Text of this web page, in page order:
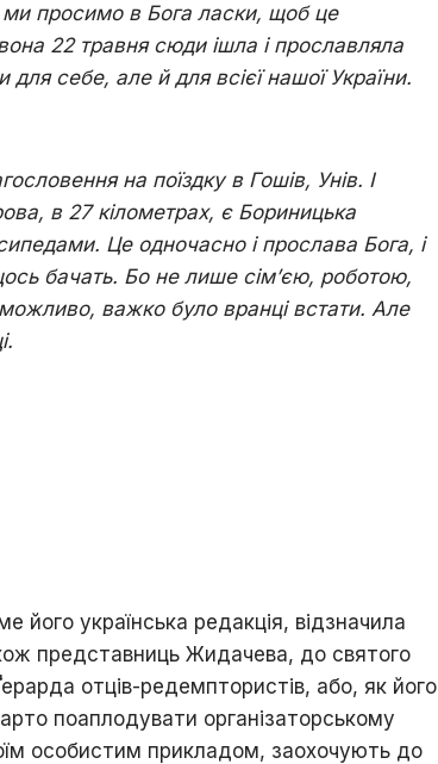
просимо в Бога ласки, щоб це
22 травня сюди ішла і прославляла
себе, але й для всієї нашої України.
на поїздку в Гошів, Унів. І
в 27 кілометрах, є Бориницька
Це одночасно і прослава Бога, і
бачать. Бо не лише сім’єю, роботою,
важко було вранці встати. Але
українська редакція, відзначила
представниць Жидачева, до святого
отців-редемптористів, або, як його
поаплодувати організаторському
особистим прикладом, заохочують до